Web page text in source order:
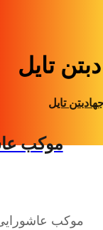
تایل
تایل
موکب
موکب عاشورایی